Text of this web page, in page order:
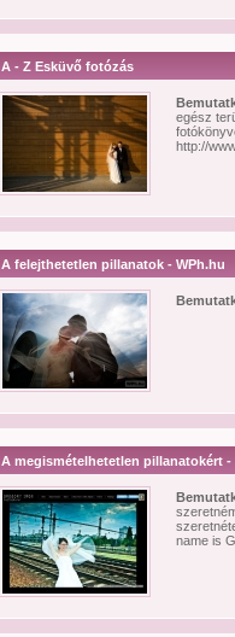
A - Z Esküvő fotózás
egész
http://
A felejthetetlen pillanatok - WPh.hu
A megismételhetetlen pillanatokért
name is